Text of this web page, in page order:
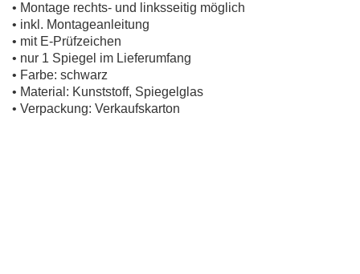
• Montage rechts- und linksseitig möglich
• inkl. Montageanleitung
• mit E-Prüfzeichen
• nur 1 Spiegel im Lieferumfang
• Farbe: schwarz
• Material: Kunststoff, Spiegelglas
• Verpackung: Verkaufskarton